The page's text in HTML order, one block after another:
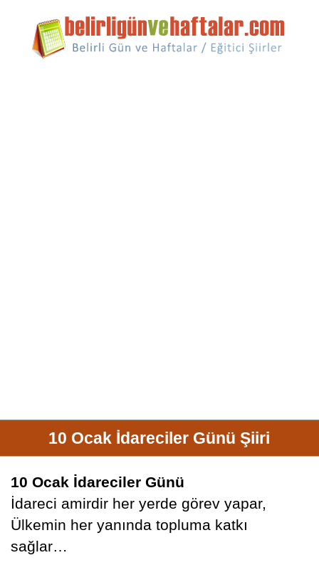
10 Ocak İdareciler Günü Şiiri
10 Ocak İdareciler Günü
İdareci amirdir her yerde görev yapar,
Ülkemin her yanında topluma katkı
sağlar…